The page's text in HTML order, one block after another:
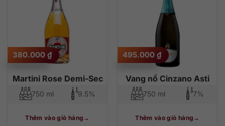
Martini Rose Demi-Sec
380.000 ₫
750 ml 9.5%
Thêm vào giỏ hàng
Vang nổ Cinzano Asti
495.000 ₫
750 ml 7%
Thêm vào giỏ hàng